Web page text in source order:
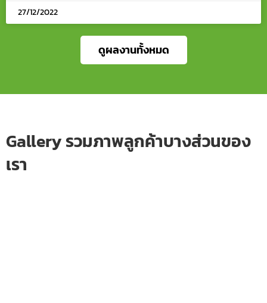
27/12/2022
ดูผลงานทั้งหมด
Gallery รวมภาพลูกค้าบางส่วนของ
เรา